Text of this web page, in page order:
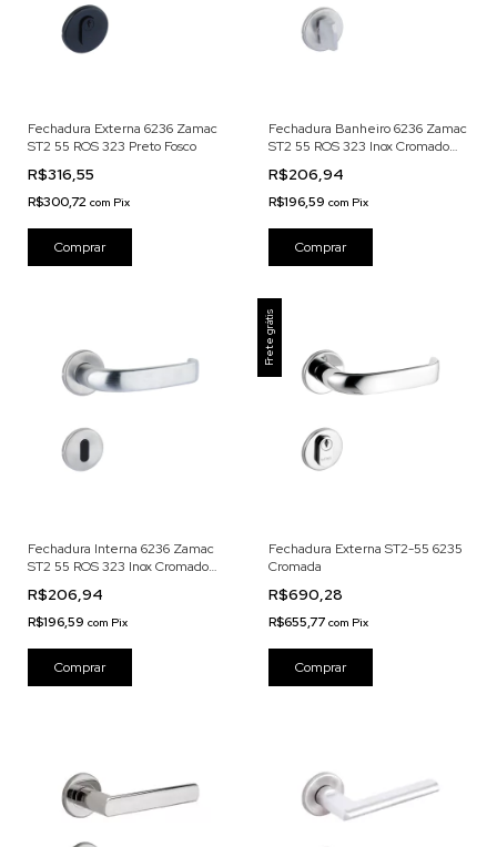
Fechadura Externa 6236 Zamac
ST2 55 ROS 323 Preto Fosco
R$316,55
R$300,72 com Pix
Fechadura Banheiro 6236 Zamac
ST2 55 ROS 323 Inox Cromado
R$206,94
R$196,59 com Pix
Fechadura Interna 6236 Zamac
ST2 55 ROS 323 Inox Cromado
R$206,94
R$196,59 com Pix
Frete grátis
Fechadura Externa ST2-55 6235
Cromada
R$690,28
R$655,77 com Pix